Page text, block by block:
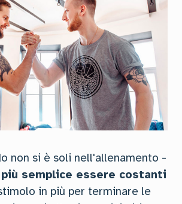
non si è soli nell'allenamento -
più semplice essere costanti
in più per terminare le